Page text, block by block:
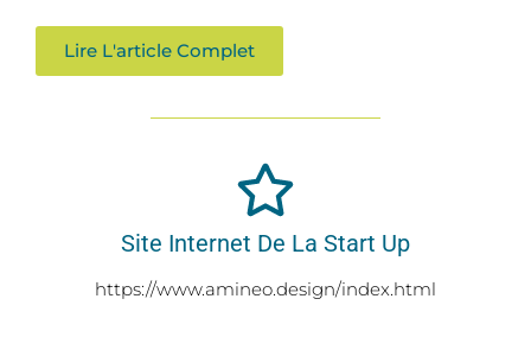
Lire L'article Complet
Site Internet De La Start Up
https://www.amineo.design/index.html